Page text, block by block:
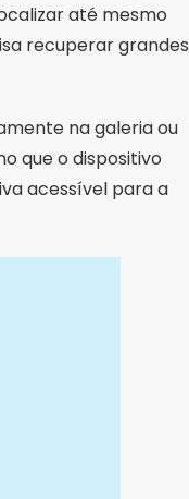
até mesmo
recuperar grandes
na galeria ou
que o dispositivo
acessível para a